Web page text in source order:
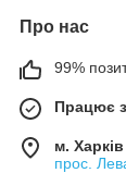
Про нас
99%
Працює
м. Харків
прос.